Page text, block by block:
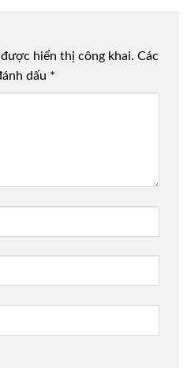
được hiển thị công khai. Các
dấu *